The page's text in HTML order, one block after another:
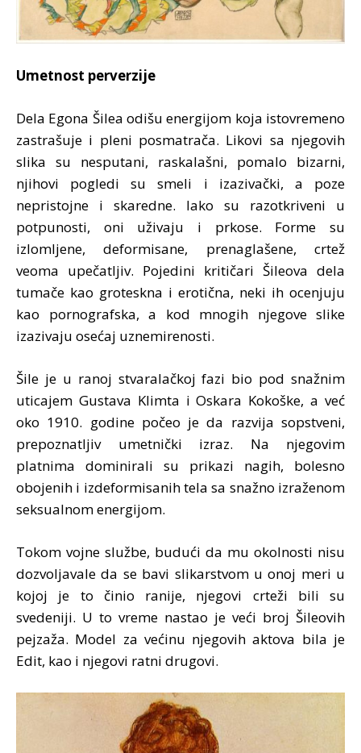
Umetnost perverzije
Dela Egona Šilea odišu energijom koja istovremeno
zastrašuje i pleni posmatrača. Likovi sa njegovih
slika su nesputani, raskalašni, pomalo bizarni,
njihovi pogledi su smeli i izazivački, a poze
nepristojne i skaredne. Iako su razotkriveni u
potpunosti, oni uživaju i prkose. Forme su
izlomljene, deformisane, prenaglašene, crtež
veoma upečatljiv. Pojedini kritičari Šileova dela
tumače kao groteskna i erotična, neki ih ocenjuju
kao pornografska, a kod mnogih njegove slike
izazivaju osećaj uznemirenosti.
Šile je u ranoj stvaralačkoj fazi bio pod snažnim
uticajem Gustava Klimta i Oskara Kokoške, a već
oko 1910. godine počeo je da razvija sopstveni,
prepoznatljiv umetnički izraz. Na njegovim
platnima dominirali su prikazi nagih, bolesno
obojenih i izdeformisanih tela sa snažno izraženom
seksualnom energijom.
Tokom vojne službe, budući da mu okolnosti nisu
dozvoljavale da se bavi slikarstvom u onoj meri u
kojoj je to činio ranije, njegovi crteži bili su
svedeniji. U to vreme nastao je veći broj Šileovih
pejzaža. Model za većinu njegovih aktova bila je
Edit, kao i njegovi ratni drugovi.